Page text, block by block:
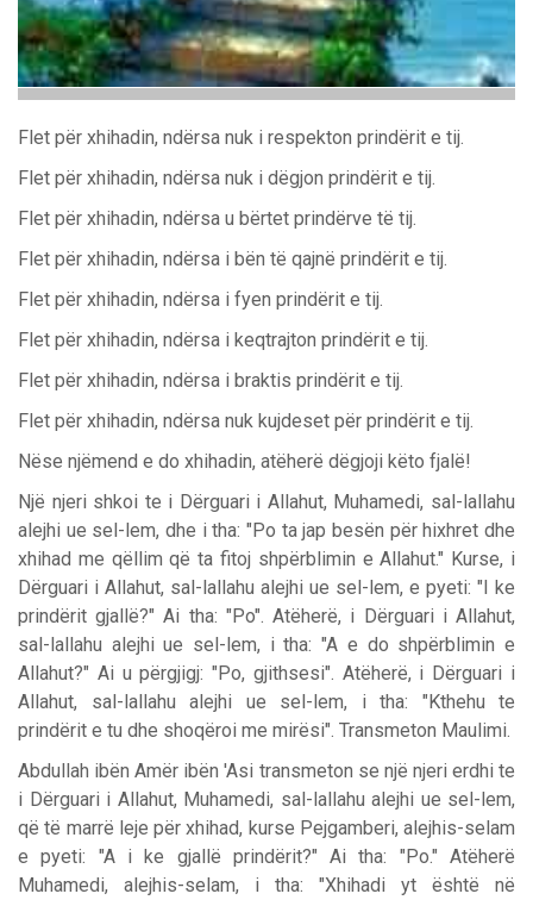
Flet për xhihadin, ndërsa nuk i respekton prindërit e tij.
Flet për xhihadin, ndërsa nuk i dëgjon prindërit e tij.
Flet për xhihadin, ndërsa u bërtet prindërve të tij.
Flet për xhihadin, ndërsa i bën të qajnë prindërit e tij.
Flet për xhihadin, ndërsa i fyen prindërit e tij.
Flet për xhihadin, ndërsa i keqtrajton prindërit e tij.
Flet për xhihadin, ndërsa i braktis prindërit e tij.
Flet për xhihadin, ndërsa nuk kujdeset për prindërit e tij.
Nëse njëmend e do xhihadin, atëherë dëgjoji këto fjalë!
Një njeri shkoi te i Dërguari i Allahut, Muhamedi, sal-lallahu
alejhi ue sel-lem, dhe i tha: "Po ta jap besën për hixhret dhe
xhihad me qëllim që ta fitoj shpërblimin e Allahut." Kurse, i
Dërguari i Allahut, sal-lallahu alejhi ue sel-lem, e pyeti: "I ke
prindërit gjallë?" Ai tha: "Po". Atëherë, i Dërguari i Allahut,
sal-lallahu alejhi ue sel-lem, i tha: "A e do shpërblimin e
Allahut?" Ai u përgjigj: "Po, gjithsesi". Atëherë, i Dërguari i
Allahut, sal-lallahu alejhi ue sel-lem, i tha: "Kthehu te
prindërit e tu dhe shoqëroi me mirësi". Transmeton Maulimi.
Abdullah ibën Amër ibën 'Asi transmeton se një njeri erdhi te
i Dërguari i Allahut, Muhamedi, sal-lallahu alejhi ue sel-lem,
që të marrë leje për xhihad, kurse Pejgamberi, alejhis-selam
e pyeti: "A i ke gjallë prindërit?" Ai tha: "Po." Atëherë
Muhamedi, alejhis-selam, i tha: "Xhihadi yt është në